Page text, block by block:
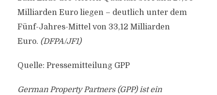
Milliarden Euro liegen – deutlich unter dem
Fünf-Jahres-Mittel von 33,12 Milliarden
Euro. (DFPA/JF1)
Quelle: Pressemitteilung GPP
German Property Partners (GPP) ist ein